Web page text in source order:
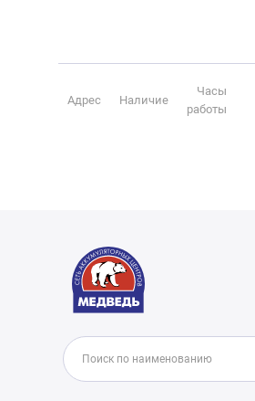
Адрес Наличие
Часы
работы